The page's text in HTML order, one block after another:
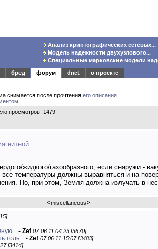
Анализ криптографических сетевых...
Модель надежности двухузлового...
Специальные марковские модели
бред форум dnet
о проекте
снимается после прочтения его описания
просмотров: 1479
жидкого/газообразного, если снаружи -
температуры должны выравняться и на
Но, при этом, Земля должна излучать в
<miscellaneous>
- Zef 07.06.11 04:23 [3670]
толь... - Zef 07.06.11 15:07 [3483]
[3414]